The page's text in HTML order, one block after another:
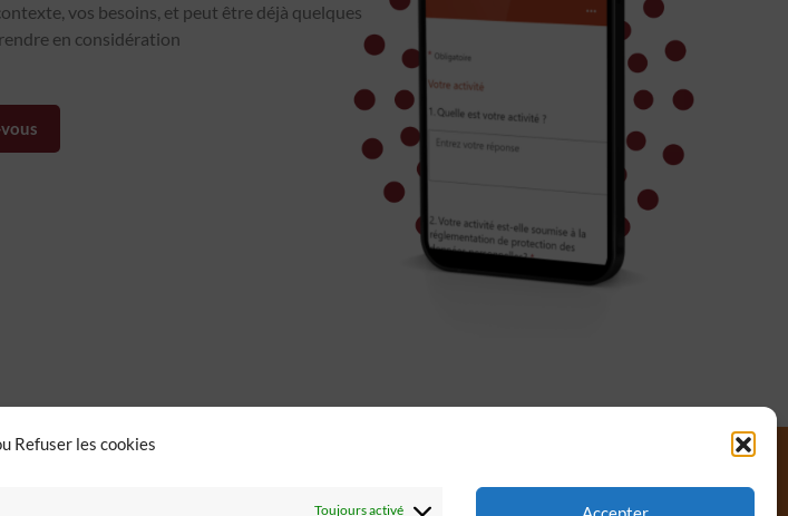
Refuser les cookies
Toujours activé
vos besoins, et peut être déjà quelques
en considération